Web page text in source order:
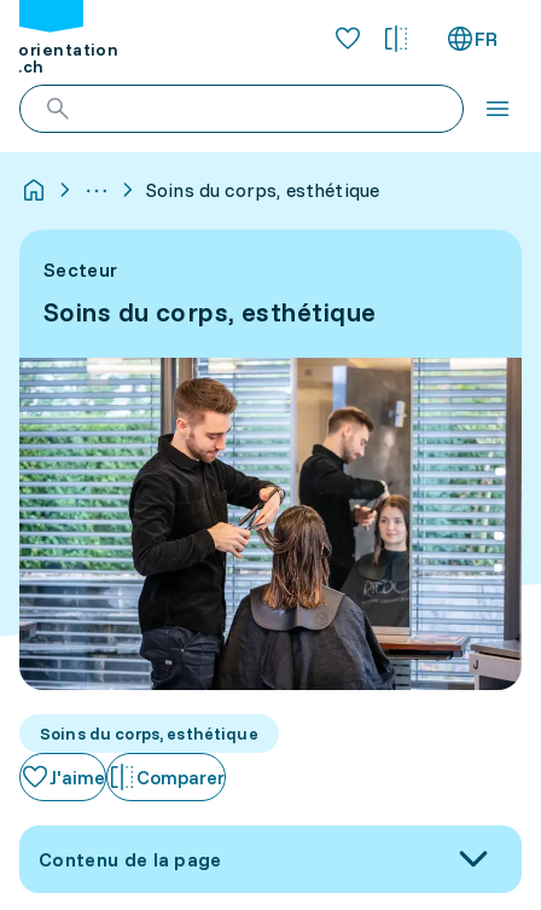
orientation
.ch
FR
Soins du corps, esthétique
Secteur
Soins du corps, esthétique
Soins du corps, esthétique
J'aime Comparer
Contenu de la page